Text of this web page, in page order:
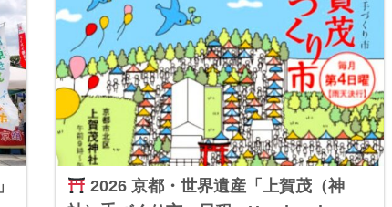
2026 京都・世界遺産「上賀茂（神